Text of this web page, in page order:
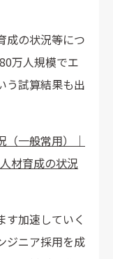
成の状況等につ
万人規模でエ
う試算結果も出
一般常用）｜
材育成の状況
す加速していく
ジニア採用を成